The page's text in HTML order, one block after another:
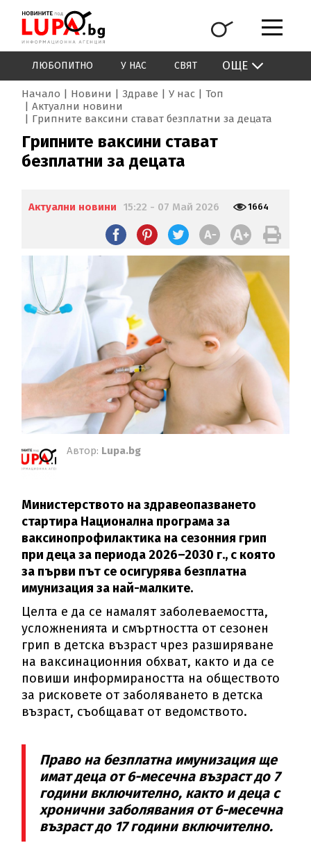
ЛЮБОПИТНО У НАС СВЯТ ОЩЕ
Начало Новини Здраве У нас
Топ
Актуални новини
Грипните ваксини стават безплатни за децата
Грипните ваксини стават
безплатни за децата
Актуални новини 15:22 - 07 Май 2026 1664
Автор: Lupa.bg
Министерството на здравеопазването
стартира Национална програма за
ваксинопрофилактика на сезонния грип
при деца за периода 2026–2030 г., с която
за първи път се осигурява безплатна
имунизация за най-малките.
Целта е да се намалят заболеваемостта,
усложненията и смъртността от сезонен
грип в детска възраст чрез разширяване
на ваксинационния обхват, както и да се
повиши информираността на обществото
за рисковете от заболяването в детска
възраст, съобщават от ведомството.
Право на безплатна имунизация ще
имат деца от 6-месечна възраст до 7
години включително, както и деца с
хронични заболявания от 6-месечна
възраст до 17 години включително.